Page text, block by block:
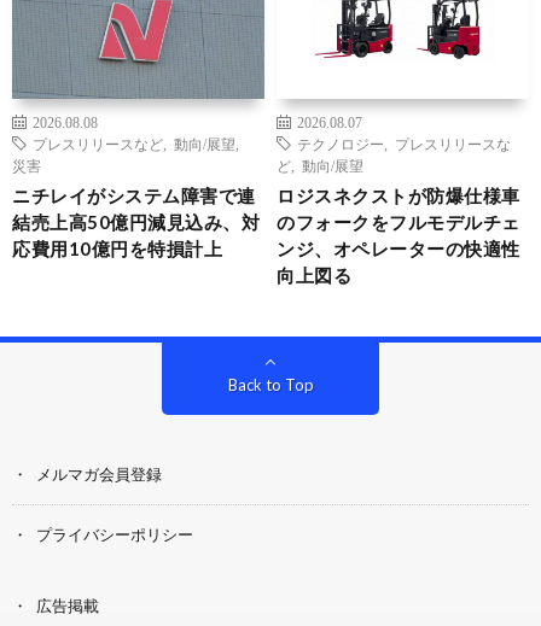
2026.08.08
プレスリリースなど
動向/展望
災害
ニチレイがシステム障害で連
結売上高50億円減見込み、対
応費用10億円を特損計上
2026.08.07
テクノロジー
プレスリリースな
ど
動向/展望
ロジスネクストが防爆仕様車
のフォークをフルモデルチェ
ンジ、オペレーターの快適性
向上図る
Back to Top
メルマガ会員登録
プライバシーポリシー
広告掲載